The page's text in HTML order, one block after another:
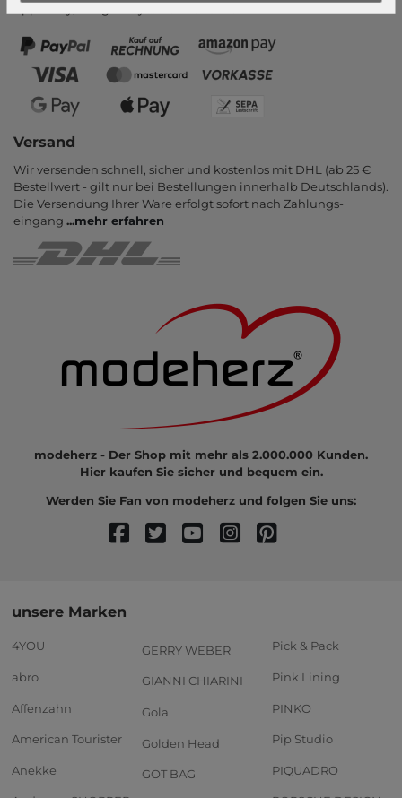
Versand
Wir versenden schnell, sicher und kostenlos mit DHL (ab 25 €
Bestell­wert - gilt nur bei Bestel­lungen inner­halb Deutsch­lands).
Die Ver­sendung Ihrer Ware er­folgt sofort nach Zahlungs­
eingang ...mehr erfahren
modeherz - Der Shop mit mehr als 2.000.000 Kunden.
Hier kaufen Sie sicher und bequem ein.
Werden Sie Fan von modeherz und folgen Sie uns:
unsere Marken
4YOU
abro
Affenzahn
American Tourister
Anekke
GERRY WEBER
GIANNI CHIARINI
Gola
Golden Head
GOT BAG
Pick & Pack
Pink Lining
PINKO
Pip Studio
PIQUADRO